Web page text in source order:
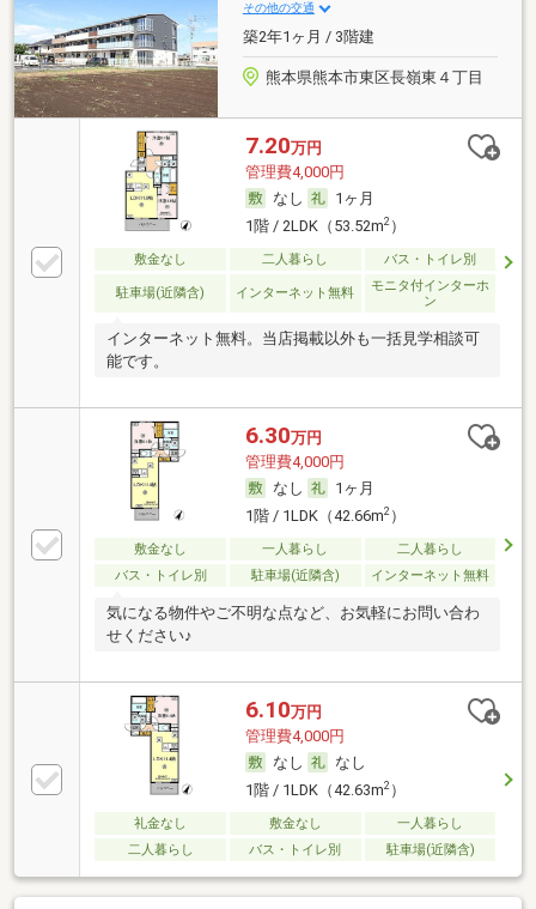
その他の交通
築2年1ヶ月 / 3階建
熊本県熊本市東区長嶺東４丁目
7.20万円
管理費4,000円
なし
1ヶ月
1階 / 2LDK（53.52m2）
敷金なし 二人暮らし バス・トイレ別
駐車場(近隣含) インターネット無料
モニタ付インターホ
ン
インターネット無料。当店掲載以外も一括見学相談可
能です。
6.30万円
管理費4,000円
なし
1ヶ月
1階 / 1LDK（42.66m2）
敷金なし 一人暮らし
二人暮らし
バス・トイレ別
駐車場(近隣含) インターネット無料
気になる物件やご不明な点など、お気軽にお問い合わ
せください♪
6.10万円
管理費4,000円
なし
なし
1階 / 1LDK（42.63m2）
礼金なし 敷金なし
一人暮らし
二人暮らし
バス・トイレ別 駐車場(近隣含)